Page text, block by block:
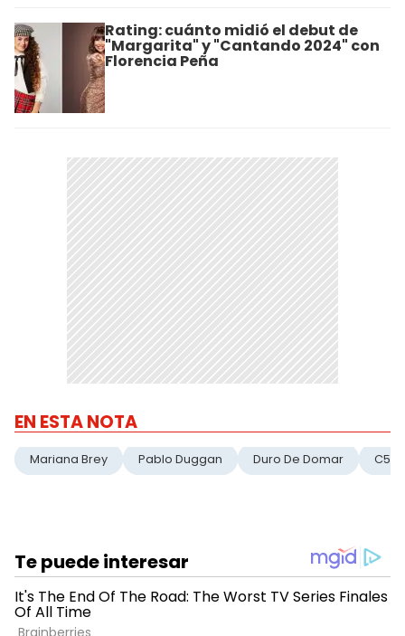
Rating: cuánto midió el debut de
"Margarita" y "Cantando 2024" con
Florencia Peña
EN ESTA NOTA
Mariana Brey Pablo Duggan Duro De Domar C5N